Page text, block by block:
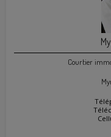
Courtier